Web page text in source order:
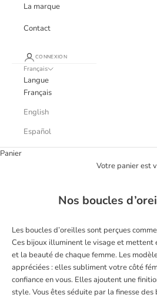
La marque
Contact
CONNEXION
Français
Langue
Français
English
Español
Panier
Votre panier est
Nos boucles
Les boucles d’oreillessont perçues
Ces bijoux illuminent le visage et mettent
et la beauté de chaque femme. Les
appréciées : elles subliment votre côté
confiance en vous. Elles ajoutent une
style. Vous êtes séduite par la finesse des